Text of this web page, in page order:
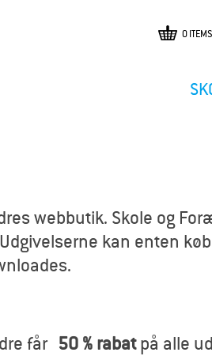
Gå 0 ITEMS
webbutik. Skole og
kan enten
får 50 % rabatpå alle